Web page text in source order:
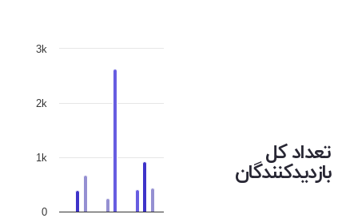
تعداد کل
بازدیدکنندگان
0
1k
2k
3k